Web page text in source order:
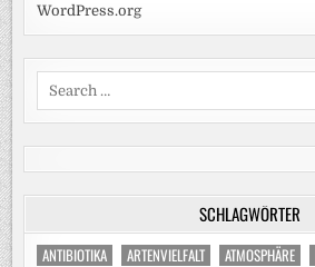
WordPress.org
SCHLAGWÖRTER
ANTIBIOTIKA ARTENVIELFALT ATMOSPHÄRE